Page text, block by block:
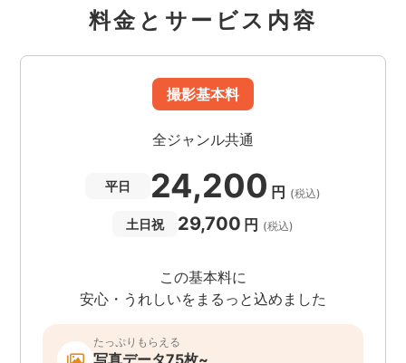
料金とサービス内容
撮影基本料
全ジャンル共通
平日 24,200 円 (税込)
土日祝 29,700 円 (税込)
この基本料に
安心・うれしいをまるっと込めました
たっぷりもらえる